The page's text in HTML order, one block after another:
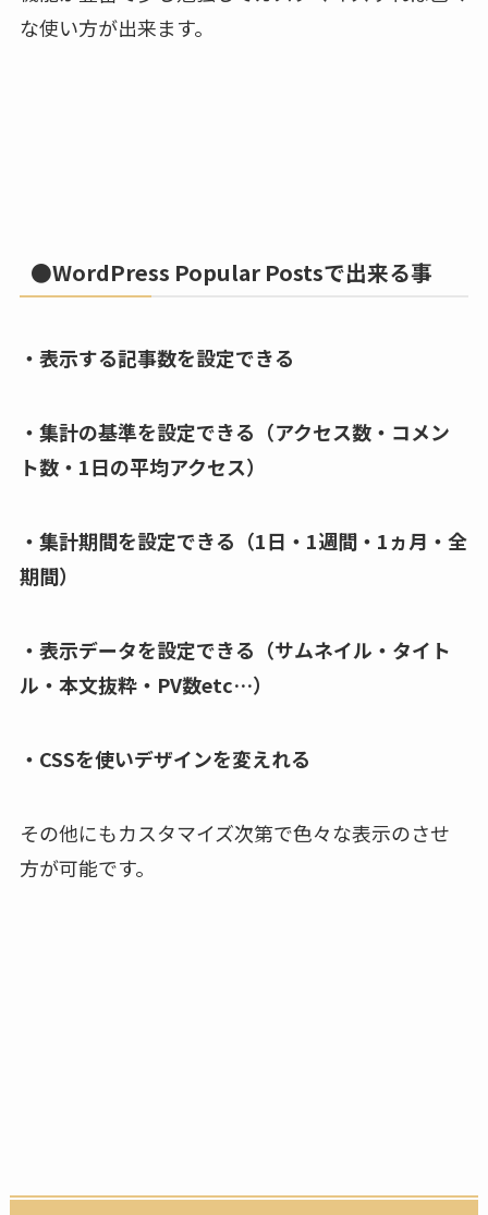
な使い方が出来ます。
●WordPress Popular Postsで出来る事
・表示する記事数を設定できる
・集計の基準を設定できる（アクセス数・コメン
ト数・1日の平均アクセス）
・集計期間を設定できる（1日・1週間・1ヵ月・全
期間）
・表示データを設定できる（サムネイル・タイト
ル・本文抜粋・PV数etc…）
・CSSを使いデザインを変えれる
その他にもカスタマイズ次第で色々な表示のさせ
方が可能です。